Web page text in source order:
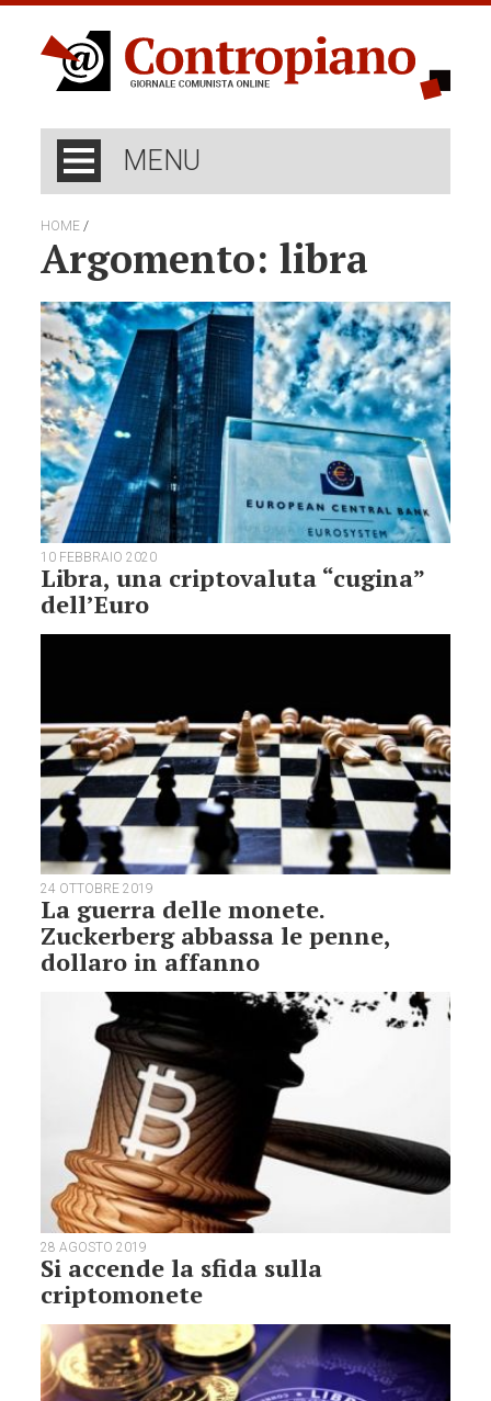
MENU
HOME /
Argomento: libra
10 FEBBRAIO 2020
Libra, una criptovaluta “cugina”
dell’Euro
24 OTTOBRE 2019
La guerra delle monete.
Zuckerberg abbassa le penne,
dollaro in affanno
28 AGOSTO 2019
Si accende la sfida sulla
criptomonete